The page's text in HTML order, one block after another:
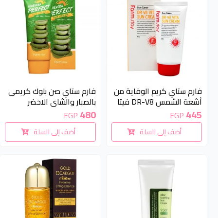
فارم ستاي كريم الوقاية من
أشعة الشمس DR-V8 فيتا
بعامل وقاية من أشعة
الشمس 50+/PA+++ صن
بلوك | Farm Stay Dr-V8 Vita
Sun Cream
445
EGP
أضف إلى السلة
فارم ستاي صن بلوك كريمى
بالصبار والشاي الاخضر
لحماية فائقة وترطيب
وتبييض 70جرام | Farm Stay
Aloevera Perfect Sun
Cream SPF50 + PA +++
480
EGP
أضف إلى السلة